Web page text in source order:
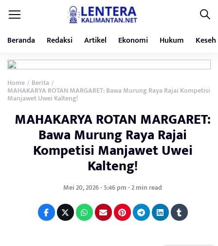
Beranda Redaksi Artikel Ekonomi Hukum
Home / Berita /
MAHAKARYA ROTAN MARGARET: Bawa Murung Raya Rajai Kompetisi
Manjawet Uwei Kalteng!
MAHAKARYA ROTAN MARGARET:
Bawa Murung Raya Rajai
Kompetisi Manjawet Uwei
Kalteng!
Mei 20, 2026 - 5:46 pm - 2 min read